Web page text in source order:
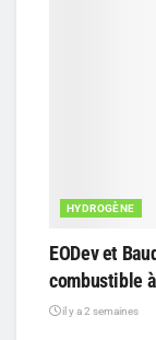
HYDROGÈNE
EODev et
combustible
il y a 2 semaines